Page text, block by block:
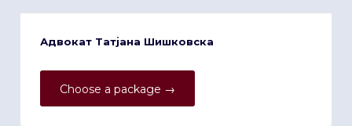
Адвокат Татјана Шишковска